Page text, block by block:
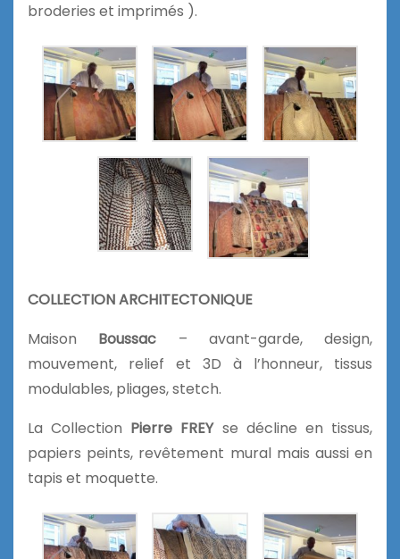
broderies et imprimés ).
COLLECTION ARCHITECTONIQUE
Maison Boussac – avant-garde, design,
mouvement, relief et 3D à l’honneur, tissus
modulables, pliages, stetch.
La Collection Pierre FREYse décline en tissus,
papiers peints, revêtement mural mais aussi en
tapis et moquette.